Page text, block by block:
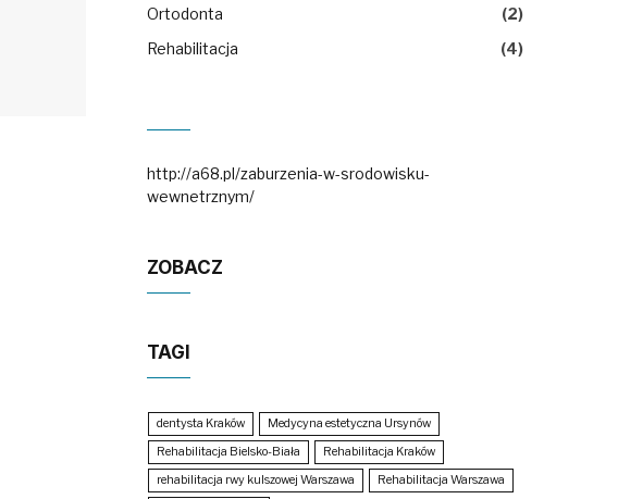
Ortodonta
(2)
Rehabilitacja
(4)
http://a68.pl/zaburzenia-w-srodowisku-
wewnetrznym/
ZOBACZ
TAGI
dentysta Kraków
Medycyna estetyczna Ursynów
Rehabilitacja Bielsko-Biała
Rehabilitacja Kraków
rehabilitacja rwy kulszowej Warszawa
Rehabilitacja Warszawa